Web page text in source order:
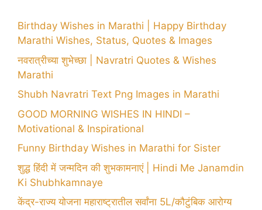
Birthday Wishes in Marathi | Happy Birthday
Marathi Wishes, Status, Quotes & Images
नवरात्रीच्या शुभेच्छा | Navratri Quotes & Wishes
Marathi
Shubh Navratri Text Png Images in Marathi
GOOD MORNING WISHES IN HINDI –
Motivational & Inspirational
Funny Birthday Wishes in Marathi for Sister
शुद्ध हिंदी में जन्मदिन की शुभकामनाएं | Hindi Me Janamdin
Ki Shubhkamnaye
केंद्र-राज्य योजना महाराष्ट्रातील सर्वांना 5L/कौटुंबिक आरोग्य